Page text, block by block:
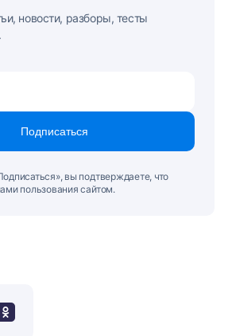
новости, разборы, тесты
Подписаться
вы подтверждаете, что
пользования сайтом.